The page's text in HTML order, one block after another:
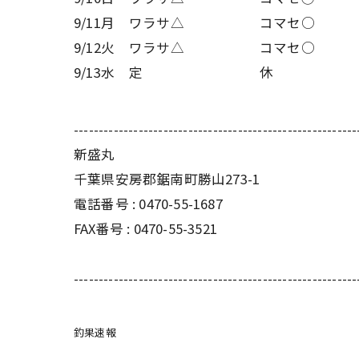
9/11月
ワラサ△ コマセ○
9/12火
ワラサ△ コマセ○
9/13水
定 休
新盛丸
千葉県安房郡鋸南町勝山273-1
電話番号 : 0470-55-1687
FAX番号 : 0470-55-3521
釣果速報